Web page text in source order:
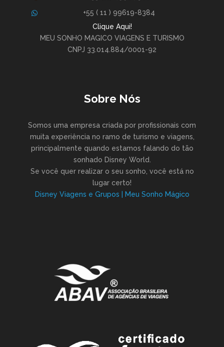
+55 ( 11 ) 99619-8384
Clique Aqui!
MEU SONHO MAGICO VIAGENS E TURISMO
CNPJ 33.014.884/0001-92
Sobre Nós
Somos uma empresa criada por profissionais com
muita experiência no ramo de turismo e viagens,
principalmente quando estamos falando do tão
sonhado Disney World.
Se você quer realizar o seu sonho, você está no
lugar certo!
Disney Viagens e Grupos | Meu Sonho Mágico